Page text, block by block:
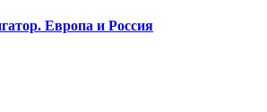
Европа и Россия